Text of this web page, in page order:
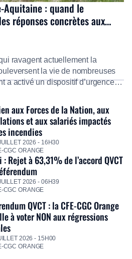
Aquitaine : quand le
réponses concrètes aux
ravagent actuellement la
la vie de nombreuses
a activé un dispositif d’urgence
sociale, le Groupe mobilise
afin de proposer un diagnostic
pour faire face aux
aux Forces de la Nation, aux
et aux salariés impactés
incendies
2026 - 16H30
CGC ORANGE
: Rejet à 63,31% de l’accord QVCT
2026 - 06H39
CGC ORANGE
QVCT : la CFE-CGC Orange
à voter NON aux régressions
2026 - 15H00
CGC ORANGE